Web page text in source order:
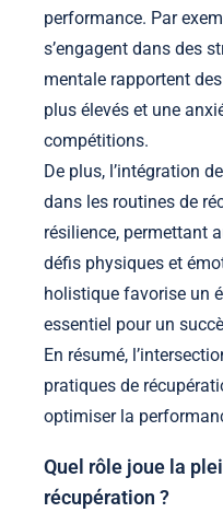
performance. Par
s’engagent dans des
mentale rapportent
plus élevés et une
compétitions.
De plus, l’intégration
dans les routines de
résilience, permettant
défis physiques et
holistique favorise un
essentiel pour un
En résumé,
pratiques de
optimiser la
Quel rôle joue la
récupération ?